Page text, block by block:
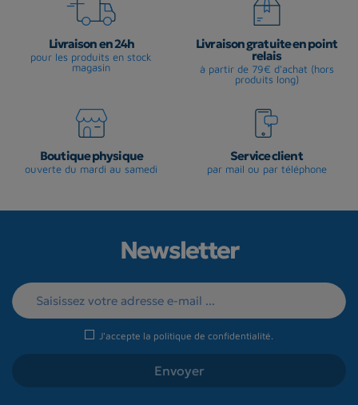
Livraison en 24h
pour les produits en stock
magasin
Livraison gratuite en point
relais
à partir de 79€ d'achat (hors
produits long)
Boutique physique
ouverte du mardi au samedi
Service client
par mail ou par téléphone
Newsletter
J'accepte la politique de confidentialité.